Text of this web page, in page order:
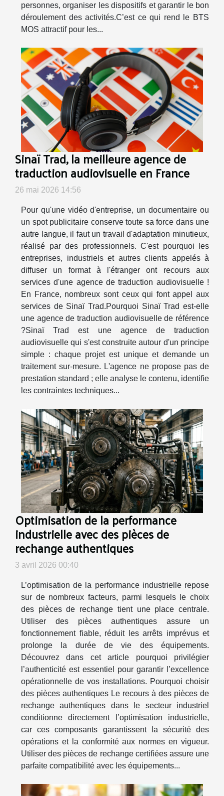
personnes, organiser les dispositifs et garantir le bon
déroulement des activités.C’est ce qui rend le BTS
MOS attractif pour les...
Sinaï Trad, la meilleure agence de
traduction audiovisuelle en France
26 mai 2026 14:56
Pour qu'une vidéo d'entreprise, un documentaire ou
un spot publicitaire conserve toute sa force dans une
autre langue, il faut un travail d'adaptation minutieux,
réalisé par des professionnels. C'est pourquoi les
entreprises, industriels et autres clients appelés à
diffuser un format à l'étranger ont recours aux
services d'une agence de traduction audiovisuelle !
En France, nombreux sont ceux qui font appel aux
services de Sinaï Trad.Pourquoi Sinaï Trad est-elle
une agence de traduction audiovisuelle de référence
?Sinaï Trad est une agence de traduction
audiovisuelle qui s'est construite autour d'un principe
simple : chaque projet est unique et demande un
traitement sur-mesure. L'agence ne propose pas de
prestation standard ; elle analyse le contenu, identifie
les contraintes techniques...
Optimisation de la performance
industrielle avec des pièces de
rechange authentiques
3 avril 2026 00:40
L’optimisation de la performance industrielle repose
sur de nombreux facteurs, parmi lesquels le choix
des pièces de rechange tient une place centrale.
Utiliser des pièces authentiques assure un
fonctionnement fiable, réduit les arrêts imprévus et
prolonge la durée de vie des équipements.
Découvrez dans cet article pourquoi privilégier
l’authenticité est essentiel pour garantir l’excellence
opérationnelle de vos installations. Pourquoi choisir
des pièces authentiques Le recours à des pièces de
rechange authentiques dans le secteur industriel
conditionne directement l’optimisation industrielle,
car ces composants garantissent la sécurité des
opérations et la conformité aux normes en vigueur.
Utiliser des pièces de rechange certifiées assure une
parfaite compatibilité avec les équipements...